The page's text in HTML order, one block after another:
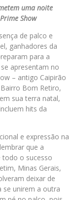
uma noite
Show
de palco e
ganhadores da
para a
apresentam no
– antigo Caipirão
Bom Retiro,
sua terra natal,
hits da
e expressão na
que a
todo o sucesso
Minas Gerais,
deixar de
se unirem a outra